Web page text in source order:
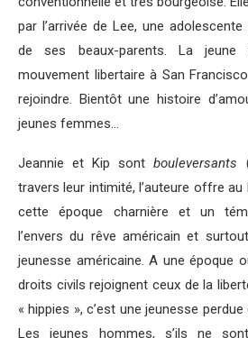
par l’arrivée de Lee, une adolescente
de ses beaux-parents. La
mouvement libertaire à San
rejoindre. Bientôt une histoire
jeunes femmes…
Jeannie et Kip sontbouleversants
travers leur intimité, l’auteure offre
cette époque charnière et un
l’envers du rêve américain et
jeunesse américaine. A une époque
droits civils rejoignent ceux de la
« hippies », c’est une jeunesse
Les jeunes hommes, s’ils ne